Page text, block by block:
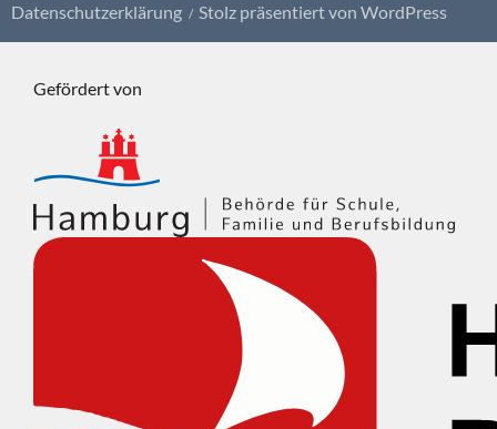
Datenschutzerklärung Stolz präsentiert von WordPress
Gefördert von